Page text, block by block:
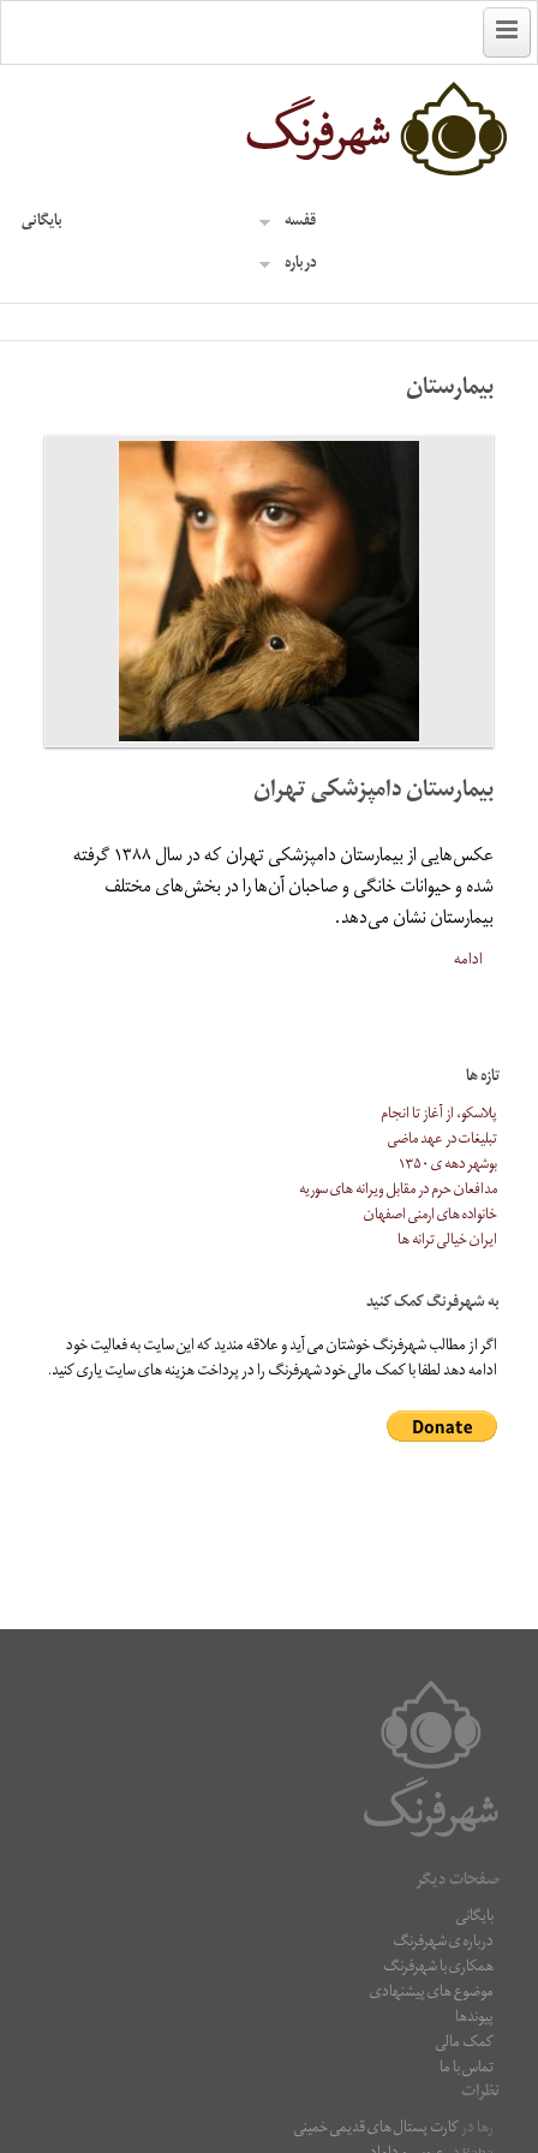
قفسه
بایگانی
درباره
بیمارستان
بیمارستان دامپزشکی تهران
عکس‌هایی از بیمارستان دامپزشکی تهران که در سال ۱۳۸۸ گرفته
شده و حیوانات خانگی و صاحبان آن‌ها را در بخش‌های مختلف
بیمارستان نشان می‌دهد.
ادامه
تازه ها
پلاسکو، از آغاز تا انجام
تبلیغات در عهد ماضی
بوشهر دهه ی ۱۳۵۰
مدافعان حرم در مقابل ویرانه های سوریه
خانواده های ارمنی اصفهان
ایران خیالی ترانه ها
به شهرفرنگ کمک کنید
اگر از مطالب شهرفرنگ خوشتان می آید و علاقه مندید که این سایت به فعالیت خود
ادامه دهد لطفا با کمک مالی خود شهرفرنگ را در پرداخت هزینه های سایت یاری کنید.
صفحات دیگر
بایگانی
درباره ی شهرفرنگ
همکاری با شهرفرنگ
موضوع های پیشنهادی
پیوندها
کمک مالی
تماس با ما
نظرات
رهادرکارت پستال های قدیمی خمینی